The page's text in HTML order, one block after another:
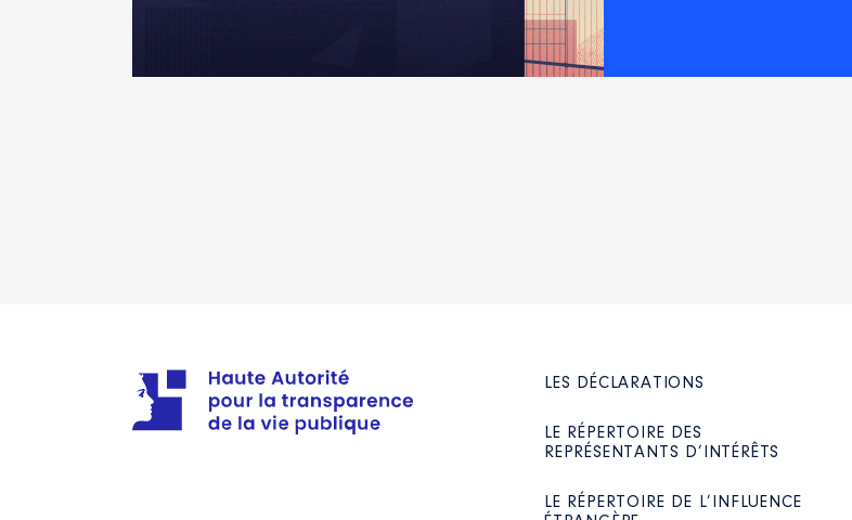
LES DÉCLARATIONS
LE RÉPERTOIRE DES
REPRÉSENTANTS D’INTÉRÊTS
LE RÉPERTOIRE DE L’INFLUENCE